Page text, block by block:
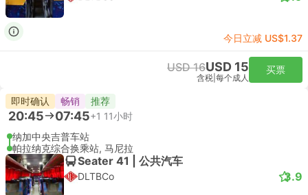
今日立减 US$1.37
USD 16USD 15
含税 每个成人
买票
即时确认 畅销 推荐
20:45 07:45+1 11小时
纳加中央吉普车站
帕拉纳克综合换乘站, 马尼拉
Seater 41 | 公共汽车
DLTBCo 3.9